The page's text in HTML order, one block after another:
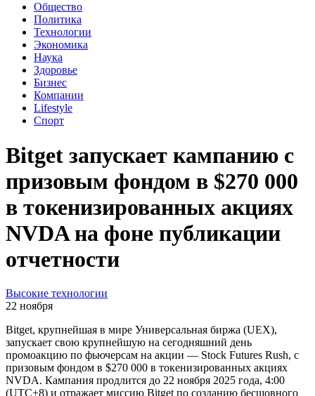
Общество
Политика
Технологии
Экономика
Наука
Здоровье
Бизнес
Компании
Lifestyle
Спорт
Bitget запускает кампанию с
призовым фондом в $270 000
в токенизированных акциях
NVDA на фоне публикации
отчетности
Высокие технологии
22 ноября
Bitget, крупнейшая в мире Универсальная биржа (UEX),
запускает свою крупнейшую на сегодняшний день
промоакцию по фьючерсам на акции — Stock Futures Rush, с
призовым фондом в $270 000 в токенизированных акциях
NVDA. Кампания продлится до 22 ноября 2025 года, 4:00
(UTC+8) и отражает миссию Bitget по созданию бесшовного